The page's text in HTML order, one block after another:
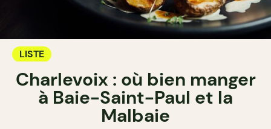
LISTE
Charlevoix : où bien manger
à Baie-Saint-Paul et la
Malbaie